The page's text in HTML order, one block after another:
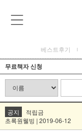
베스트후기
무료책자 신청
공지
적립금
초록원웰빙 | 2019-06-12